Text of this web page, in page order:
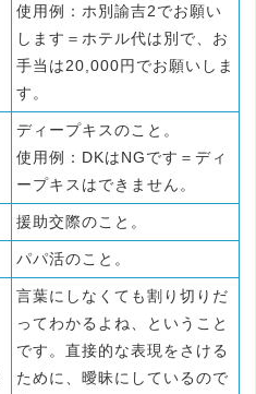
使用例：ホ別諭吉2でお願い
します＝ホテル代は別で、お
手当は20,000円でお願いしま
す。
ディープキスのこと。
使用例：DKはNGです＝ディ
ープキスはできません。
援助交際のこと。
パパ活のこと。
言葉にしなくても割り切りだ
ってわかるよね、ということ
です。直接的な表現をさける
ために、曖昧にしているので